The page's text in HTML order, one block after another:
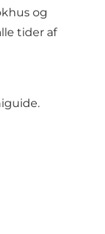
og
tider af
.